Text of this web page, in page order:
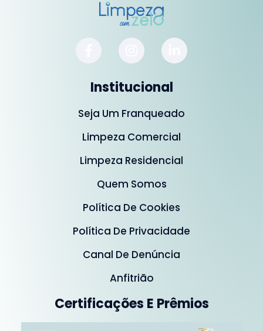
Institucional
Seja Um Franqueado
Limpeza Comercial
Limpeza Residencial
Quem Somos
Política De Cookies
Política De Privacidade
Canal De Denúncia
Anfitrião
Certificações E Prêmios